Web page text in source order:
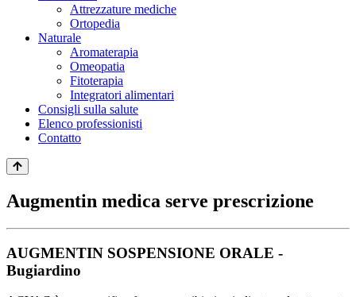
Attrezzature mediche
Ortopedia
Naturale
Aromaterapia
Omeopatia
Fitoterapia
Integratori alimentari
Consigli sulla salute
Elenco professionisti
Contatto
Augmentin medica serve prescrizione
AUGMENTIN SOSPENSIONE ORALE -
Bugiardino